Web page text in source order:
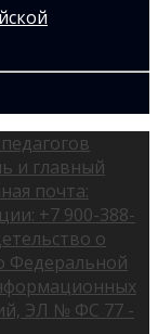
и главный
почта:
+7 900-388-
о
Федеральной
ЭЛ № ФС 77 -